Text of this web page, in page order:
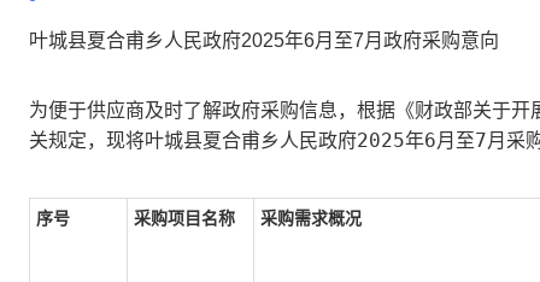
叶城县夏合甫乡人民政府2025年6月至7月政府采购意向
为便于供应商及时了解政府采购信息，根据《财政部关于
关规定，现将叶城县夏合甫乡人民政府2025年6月至7月采
序号 采购项目名称 采购需求概况